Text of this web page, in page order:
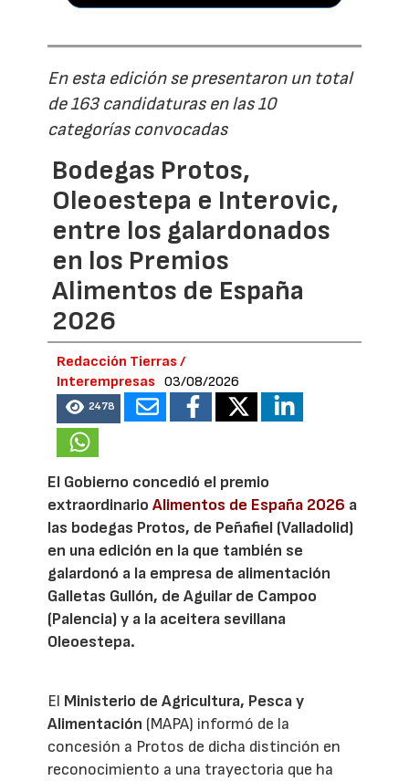
En esta edición se presentaron un total
de 163 candidaturas en las 10
categorías convocadas
Bodegas Protos,
Oleoestepa e Interovic,
entre los galardonados
en los Premios
Alimentos de España
2026
Redacción Tierras /
Interempresas
03/08/2026
2478
El Gobierno concedió el premio
extraordinarioAlimentos de España 2026 a
las bodegas Protos, de Peñafiel (Valladolid)
en una edición en la que también se
galardonó a la empresa de alimentación
Galletas Gullón, de Aguilar de Campoo
(Palencia) y a la aceitera sevillana
Oleoestepa.
El Ministerio de Agricultura, Pesca y
Alimentación (MAPA) informó de la
concesión a Protos de dicha distinción en
reconocimiento a una trayectoria que ha